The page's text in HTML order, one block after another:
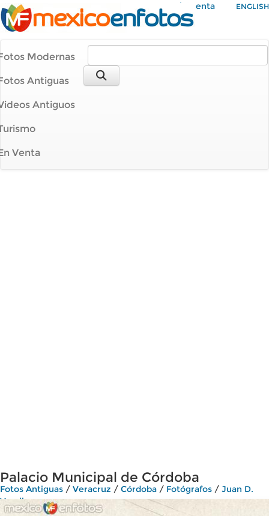
Mi Cuenta ENGLISH
Modernas
Antiguas
Antiguos
Venta
Palacio Municipal de Córdoba
Fotos Antiguas / Veracruz / Córdoba / Fotógrafos / Juan D.
Vasallo